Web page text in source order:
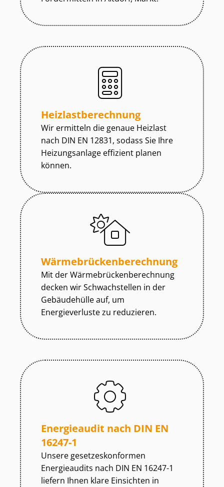
Heiz­last­be­rech­nung
Wir ermitteln die genaue Heizlast
nach DIN EN 12831, sodass Sie Ihre
Heizungsanlage effizient planen
können.
Wär­me­brü­cken­be­rech­nung
Mit der Wär­me­brü­cken­be­rech­nung
decken wir Schwachstellen in der
Gebäudehülle auf, um
Energieverluste zu reduzieren.
Energieaudit nach DIN EN
16247-1
Unsere ge­set­zes­kon­for­men
Energieaudits nach DIN EN 16247-1
liefern Ihnen klare Einsichten in